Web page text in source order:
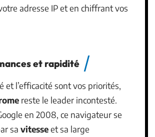
adresse IP et en chiffrant vos
et rapidité
et l’efficacité sont vos priorités,
reste le leader incontesté.
en 2008, ce navigateur se
sa vitesseet sa large